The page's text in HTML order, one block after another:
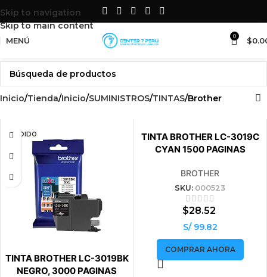
Skip to navigation
Skip to main content
MENÚ 0 $
Inicio Tienda Inicio SUMINISTROS TINTAS Brother
VENDIDO
TINTA BROTHER LC-3019BK
NEGRO, 3000 PAGINAS
VENDIDO
TINTA BROTHER LC-3019C
CYAN 1500 PAGINAS
BROTHER
SKU: 000523
$28.52
S/ 99.82
COMPRAR AHORA
ACCESORIOSPARA TU SET UP